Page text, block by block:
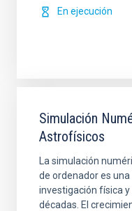
En ejecución
Simulación
Astrofísicos
La simulación
de ordenador es
investigación física
décadas. El